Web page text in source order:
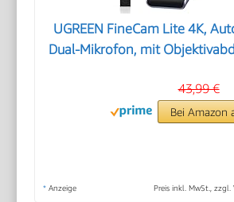
UGREEN FineCam Lite 4K,
Dual-Mikrofon, mit
43,99 €
Bei Amazon
* Anzeige Preis inkl. MwSt., zzgl.